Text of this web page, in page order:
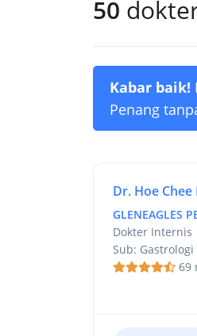
50
Kabar baik!
Penang
Dr. Hoe
GLENEAGLES
Dokter Internis
Sub:
69